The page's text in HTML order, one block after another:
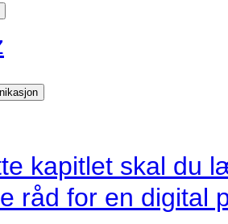
kapitlet skal du
råd for en digital